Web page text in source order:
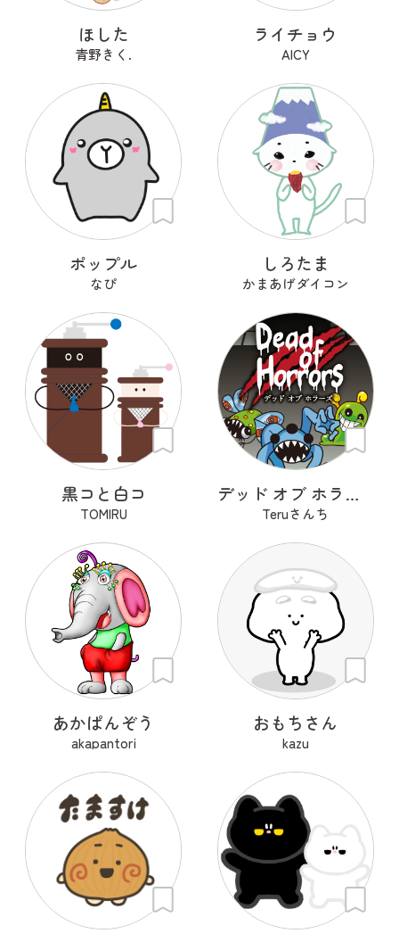
ほした
青野きく.
ライチョウ
AICY
ポップル
なぴ
しろたま
かまあげダイコン
黒コと白コ
TOMIRU
デッド オブ ホラーズ
Teruさんち
あかぱんぞう
akapantori
おもちさん
kazu